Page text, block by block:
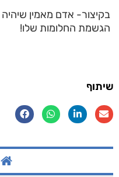
בקיצור- אדם מאמין
הגשמת החלומות שלו!
שיתוף